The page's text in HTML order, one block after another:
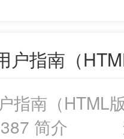
户指南（
指南（HTML
简介